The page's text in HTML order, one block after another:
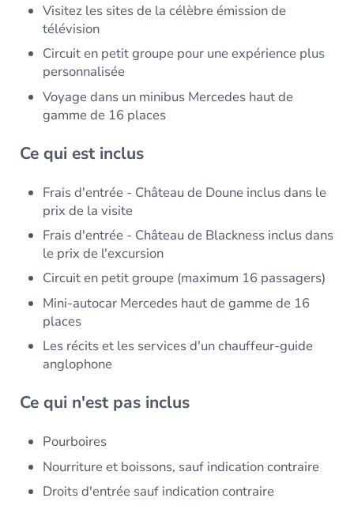
Visitez les sites de la célèbre émission de
télévision
Circuit en petit groupe pour une expérience plus
personnalisée
Voyage dans un minibus Mercedes haut de
gamme de 16 places
Ce qui est inclus
Frais d'entrée - Château de Doune inclus dans le
prix de la visite
Frais d'entrée - Château de Blackness inclus dans
le prix de l'excursion
Circuit en petit groupe (maximum 16 passagers)
Mini-autocar Mercedes haut de gamme de 16
places
Les récits et les services d'un chauffeur-guide
anglophone
Ce qui n'est pas inclus
Pourboires
Nourriture et boissons, sauf indication contraire
Droits d'entrée sauf indication contraire